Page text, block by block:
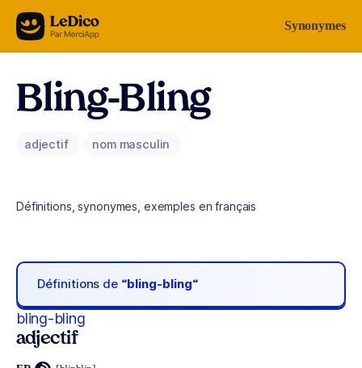
Aller au contenu Synonymes
Bling-Bling
adjectif nom masculin
Définitions, synonymes, exemples en français
Définitions de “bling-bling“
bling-bling
adjectif